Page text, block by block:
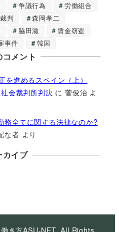
争議行為
労働組合
判
森岡孝二
脇田滋
賃金窃盗
事件 韓国
メント
進めるスペイン（上）
会裁判所判決 に菅俊治 よ
務全てに関する法律なのか?
な者 より
カイブ
き方ASU-NET, All Rights